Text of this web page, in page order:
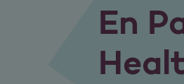
En